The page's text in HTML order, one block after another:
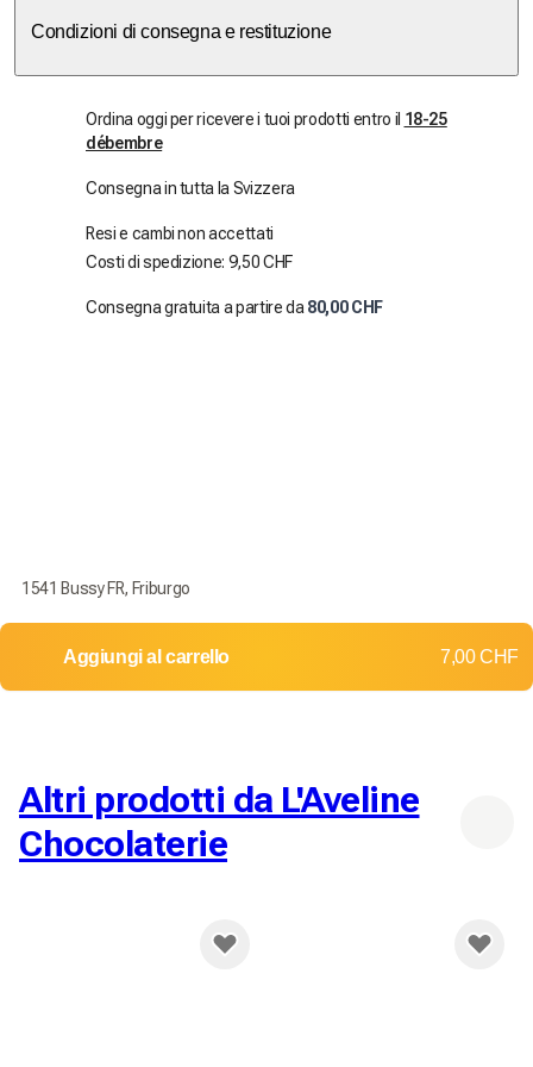
Condizioni di consegna e restituzione
Ordina oggi per ricevere i tuoi prodotti entro il 18-25
débembre
Consegna in tutta la Svizzera
Resi e cambi non accettati
Costi di spedizione: 9,50 CHF
Consegna gratuita a partire da80,00 CHF
1541 Bussy FR, Friburgo
Aggiungi al carrello 7,00 CHF
Altri prodotti da L'Aveline
Chocolaterie